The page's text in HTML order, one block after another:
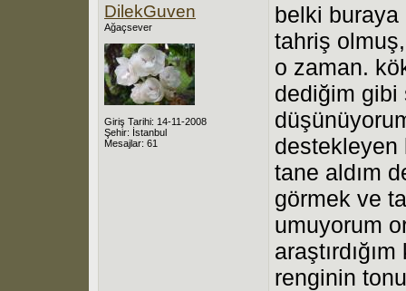
DilekGuven
Ağaçsever
Giriş Tarihi: 14-11-2008
Şehir: İstanbul
Mesajlar: 61
belki
tahriş
o zaman.
dediğim gibi
destekleyen
tane aldım
görmek ve
umuyorum
renginin